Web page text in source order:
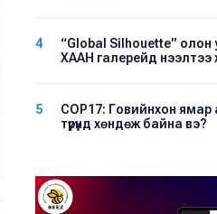
4
“Global Silhouette” олон
ХААН галерейд нээлтээ
5
COP17: Говийнхон ямар
түрүүнд хөндөж байна вэ?